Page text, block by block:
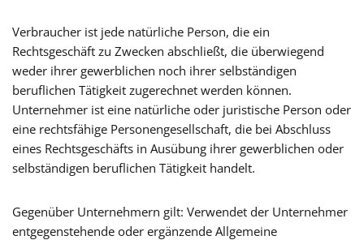
Verbraucher ist jede natürliche Person, die ein
Rechtsgeschäft zu Zwecken abschließt, die überwiegend
weder ihrer gewerblichen noch ihrer selbständigen
beruflichen Tätigkeit zugerechnet werden können.
Unternehmer ist eine natürliche oder juristische Person oder
eine rechtsfähige Personengesellschaft, die bei Abschluss
eines Rechtsgeschäfts in Ausübung ihrer gewerblichen oder
selbständigen beruflichen Tätigkeit handelt.
Gegenüber Unternehmern gilt: Verwendet der Unternehmer
entgegenstehende oder ergänzende Allgemeine